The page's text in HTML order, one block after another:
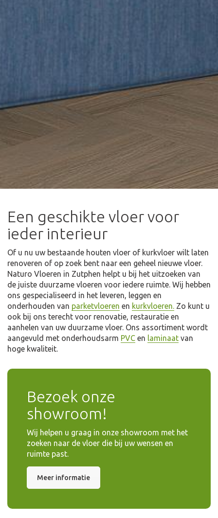
Een geschikte vloer voor
ieder interieur
Of u nu uw bestaande houten vloer of kurkvloer wilt laten
renoveren of op zoek bent naar een geheel nieuwe vloer.
Naturo Vloeren in Zutphen helpt u bij het uitzoeken van
de juiste duurzame vloeren voor iedere ruimte. Wij hebben
ons gespecialiseerd in het leveren, leggen en
onderhouden van parketvloeren en kurkvloeren. Zo kunt u
ook bij ons terecht voor renovatie, restauratie en
aanhelen van uw duurzame vloer. Ons assortiment wordt
aangevuld met onderhoudsarm PVC en laminaat van
hoge kwaliteit.
Bezoek onze
showroom!
Wij helpen u graag in onze showroom met het
zoeken naar de vloer die bij uw wensen en
ruimte past.
Meer informatie